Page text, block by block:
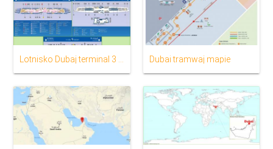
Lotnisko Dubaj terminal 3 na mapie Dubai tramwaj mapie